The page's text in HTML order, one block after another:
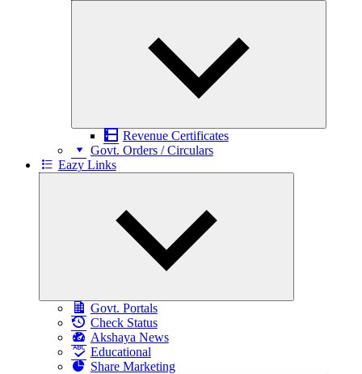
Revenue Certificates
Govt. Orders / Circulars
Eazy Links
Govt. Portals
Check Status
Akshaya News
Educational
Share Marketing